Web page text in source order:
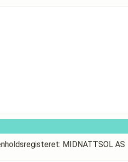
MIDNATTSOL AS